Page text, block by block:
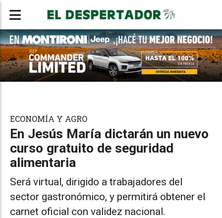
En Jesús María dictarán un nuevo
curso gratuito de seguridad
alimentaria
Será virtual, dirigido a trabajadores del
sector gastronómico, y permitirá obtener el
carnet oficial con validez nacional.
ECONOMÍA Y AGRO